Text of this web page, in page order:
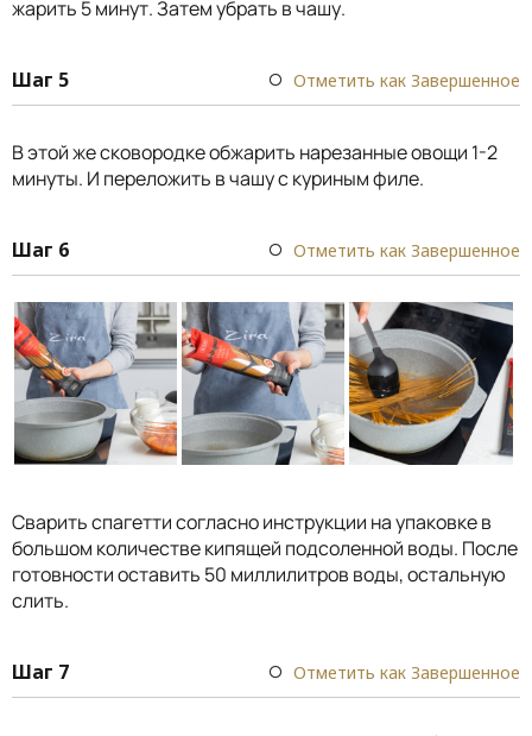
жарить 5 минут. Затем убрать в чашу.
Шаг 5 Отметить как Завершенное
В этой же сковородке обжарить нарезанные овощи 1-2
минуты. И переложить в чашу с куриным филе.
Шаг 6 Отметить как Завершенное
Сварить спагетти согласно инструкции на упаковке в
большом количестве кипящей подсоленной воды. После
готовности оставить 50 миллилитров воды, остальную
слить.
Шаг 7 Отметить как Завершенное